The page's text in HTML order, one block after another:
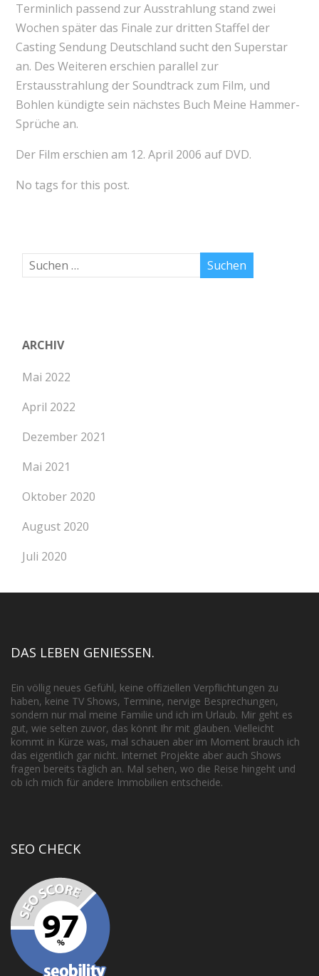
Terminlich passend zur Ausstrahlung stand zwei
Wochen später das Finale zur dritten Staffel der
Casting Sendung Deutschland sucht den Superstar
an. Des Weiteren erschien parallel zur
Erstausstrahlung der Soundtrack zum Film, und
Bohlen kündigte sein nächstes Buch Meine Hammer-
Sprüche an.
Der Film erschien am 12. April 2006 auf DVD.
No tags for this post.
ARCHIV
Mai 2022
April 2022
Dezember 2021
Mai 2021
Oktober 2020
August 2020
Juli 2020
DAS LEBEN GENIESSEN.
Ein völlig neues Gefühl, keine offiziellen Verpflichtungen zu
haben, keine TV Shows, Termine, nervige Besprechungen,
sondern nur mal meine Familie und ich im Urlaub. Mir geht es
gut, wie selten zuvor, das könnt Ihr mit glauben. Vielleicht
kommt in Kürze was, mal schauen aber im Moment brauch ich
das eigentlich gar nicht. Internet Projekte aber auch Shows
fragen bereits täglich an. Mal sehen, wo die Reise hingeht und
ob ich mich für andere Immobilien entscheide.
SEO CHECK